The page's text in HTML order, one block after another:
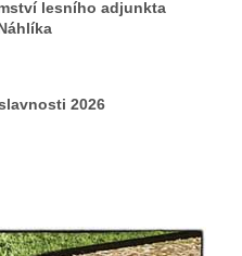
do
na návsi v
od Hřivic
v
lesního adjunkta
2026